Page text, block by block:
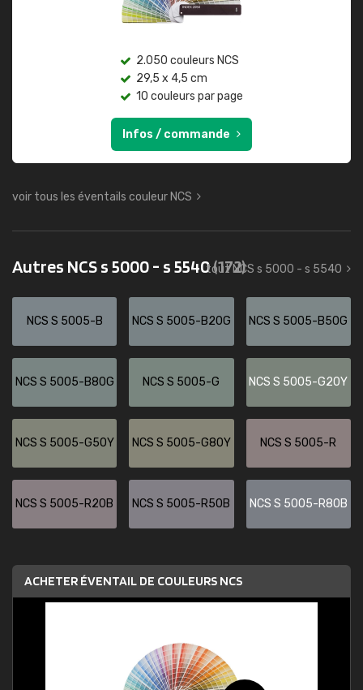
2.050 couleurs NCS
29,5 x 4,5 cm
10 couleurs par page
Infos / commande
voir tous les éventails couleur NCS
Autres NCS s 5000 - s 5540(172)
tout NCS s 5000 - s 5540
NCS S 5005-B NCS S 5005-B20G NCS S 5005-B50G
NCS S 5005-B80G NCS S 5005-G NCS S 5005-G20Y
NCS S 5005-G50Y NCS S 5005-G80Y NCS S 5005-R
NCS S 5005-R20B NCS S 5005-R50B NCS S 5005-R80B
ACHETER ÉVENTAIL DE COULEURS NCS